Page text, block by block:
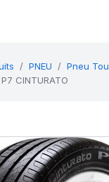
PNEU
Pneu
CINTURATO